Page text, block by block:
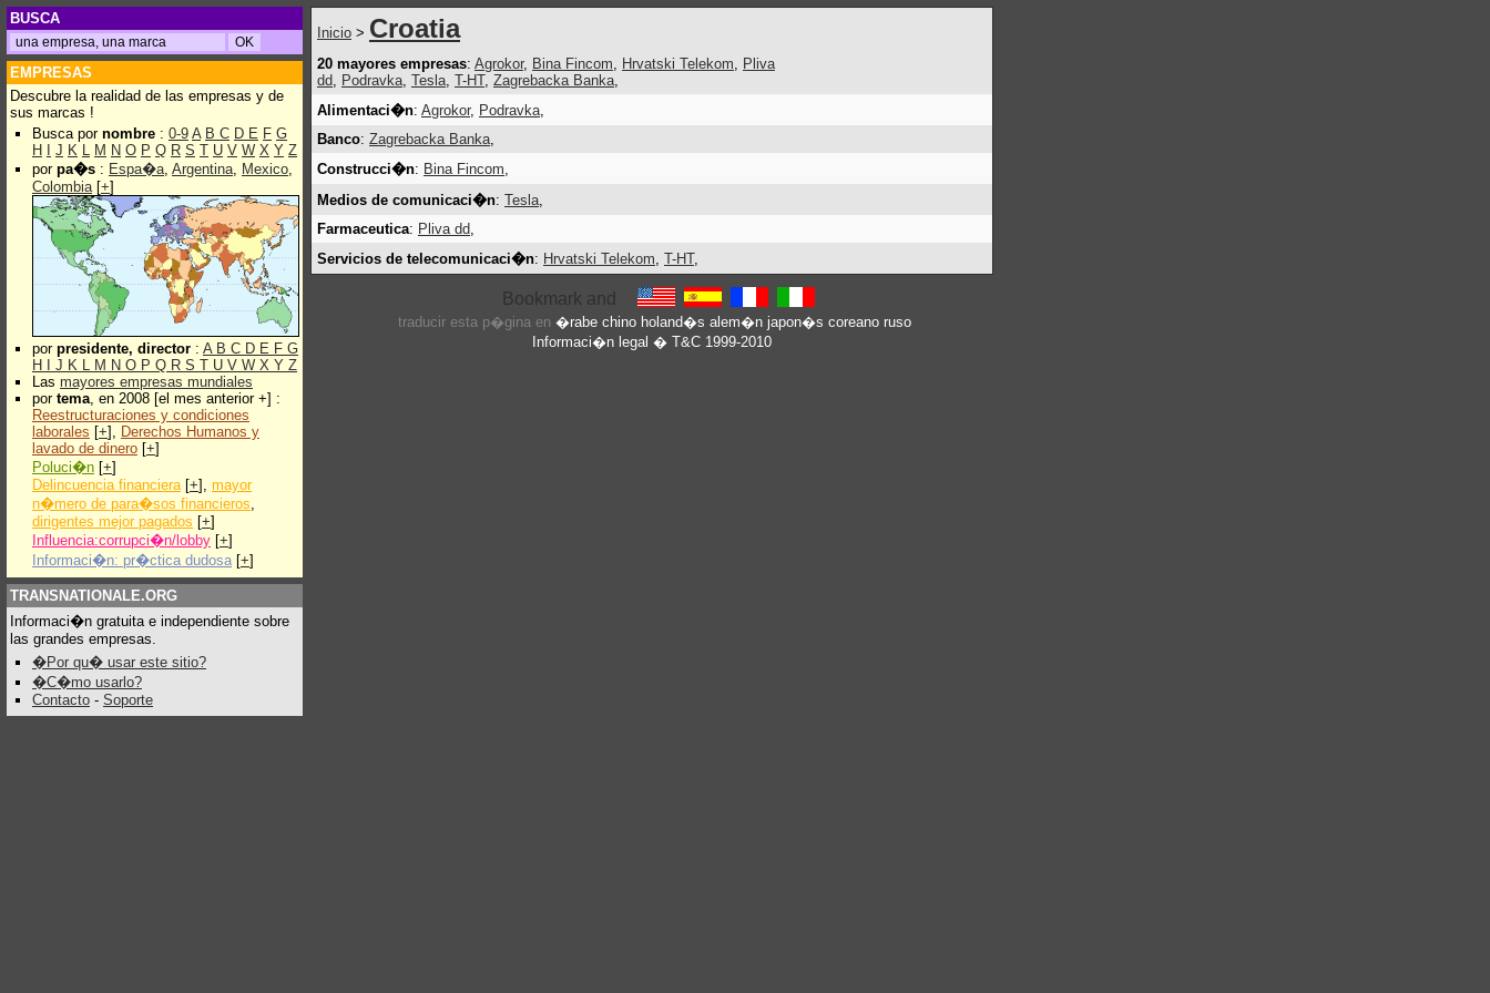
BUSCA
EMPRESAS
Descubre la realidad de las empresas y de
sus marcas !
Busca por nombre : 0-9 A B C D E F G
H
J K L M N O P Q R S T U V W X Y Z
por pa�s : Espa�a, Argentina, Mexico,
Colombia[+]
por presidente, director : A B C D E F G
H
J K L M N O P Q R S T U V W X Y Z
Las mayores empresas mundiales
por tema, en 2008 [el mes anterior +] :
Reestructuraciones y condiciones
laborales [+], Derechos Humanos y
lavado de dinero [+]
Poluci�n [+]
Delincuencia financiera[+], mayor
n�mero de para�sos financieros,
dirigentes mejor pagados [+]
Influencia:corrupci�n/lobby [+]
Informaci�n: pr�ctica dudosa [+]
TRANSNATIONALE.ORG
Informaci�n gratuita e independiente sobre
las grandes empresas.
�Por qu� usar este sitio?
�C�mo usarlo?
Contacto - Soporte
Inicio > Croatia
20 mayores empresas: Agrokor, Bina Fincom, Hrvatski Telekom, Pliva
dd, Podravka, Tesla, T-HT, Zagrebacka Banka,
Alimentaci�n: Agrokor, Podravka,
Banco: Zagrebacka Banka,
Construcci�n: Bina Fincom,
Medios de comunicaci�n: Tesla,
Farmaceutica: Pliva dd,
Servicios de telecomunicaci�n: Hrvatski Telekom, T-HT,
traducir esta p�gina en �rabe chino holand�s alem�n japon�s coreano ruso
Informaci�n legal � T&C 1999-2010